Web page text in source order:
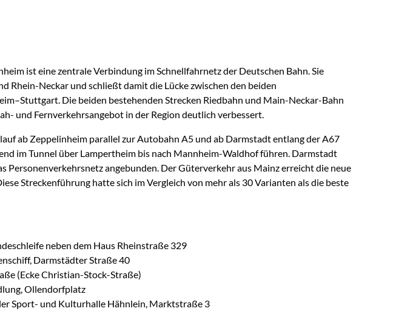
ist eine zentrale Verbindung im Schnellfahrnetz der Deutschen Bahn. Sie
Rhein-Neckar und schließt damit die Lücke zwischen den beiden
Die beiden bestehenden Strecken Riedbahn und Main-Neckar-Bahn
und Fernverkehrsangebot in der Region deutlich verbessert.
ab Zeppelinheim parallel zur Autobahn A5 und ab Darmstadt entlang der A67
im Tunnel über Lampertheim bis nach Mannheim-Waldhof führen. Darmstadt
Personenverkehrsnetz angebunden. Der Güterverkehr aus Mainz erreicht die neue
Streckenführung hatte sich im Vergleich von mehr als 30 Varianten als die beste
neben dem Haus Rheinstraße 329
Darmstädter Straße 40
(Ecke Christian-Stock-Straße)
Ollendorfplatz
Sport- und Kulturhalle Hähnlein, Marktstraße 3